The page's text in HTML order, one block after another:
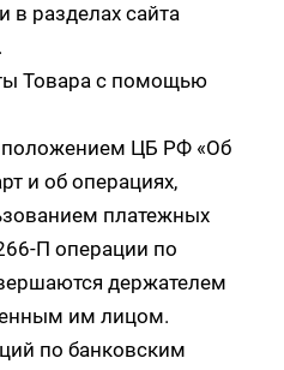
в разделах сайта
.
Товара с помощью
положением ЦБ РФ «Об
и об операциях,
платежных
П операции по
держателем
им лицом.
по банковским